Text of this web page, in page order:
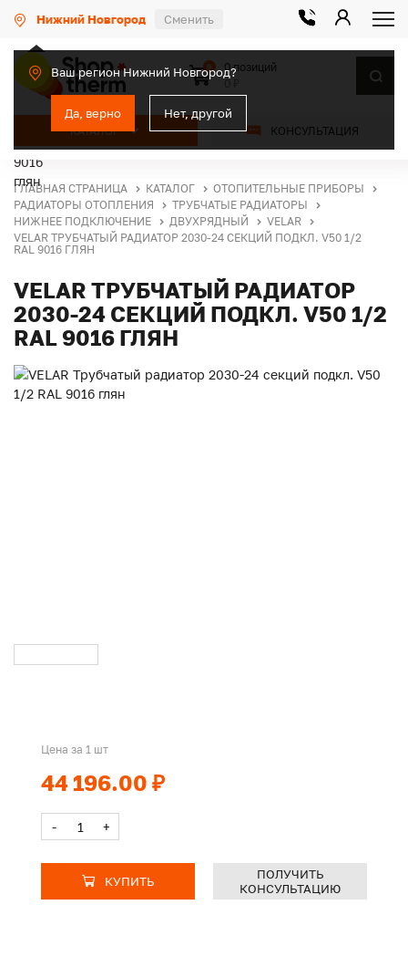
Нижний Новгород Сменить
Ваш регион Нижний Новгород?
Да, верно Нет, другой
КАТАЛОГ КОНСУЛЬТАЦИЯ
0
0 позиций
ГЛАВНАЯ СТРАНИЦА КАТАЛОГ
ОТОПИТЕЛЬНЫЕ ПРИБОРЫ
РАДИАТОРЫ ОТОПЛЕНИЯ
ТРУБЧАТЫЕ РАДИАТОРЫ
НИЖНЕЕ ПОДКЛЮЧЕНИЕ
ДВУХРЯДНЫЙ
VELAR
VELAR ТРУБЧАТЫЙ РАДИАТОР 2030-24 СЕКЦИЙ ПОДКЛ. V50 1/2
RAL 9016 ГЛЯН
VELAR ТРУБЧАТЫЙ РАДИАТОР
2030-24 СЕКЦИЙ ПОДКЛ. V50 1/2
RAL 9016 ГЛЯН
Цена за 1 шт
44 196.00 ₽
- +
КУПИТЬ
ПОЛУЧИТЬ
КОНСУЛЬТАЦИЮ